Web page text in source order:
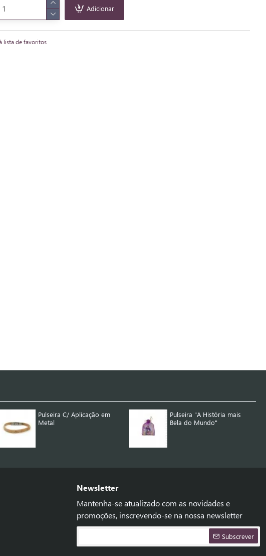
Adicionar
lista de favoritos
Pulseira C/ Aplicação em
Metal
Pulseira "A História mais
Bela do Mundo"
Newsletter
Mantenha-se atualizado com as novidades e
promoções, inscrevendo-se na nossa newsletter
Subscrever